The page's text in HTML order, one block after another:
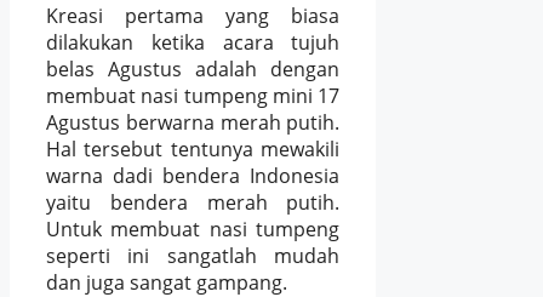
Kreasi pertama yang biasa
dilakukan ketika acara tujuh
belas Agustus adalah dengan
membuat nasi tumpeng mini 17
Agustus berwarna merah putih.
Hal tersebut tentunya mewakili
warna dadi bendera Indonesia
yaitu bendera merah putih.
Untuk membuat nasi tumpeng
seperti ini sangatlah mudah
dan juga sangat gampang.